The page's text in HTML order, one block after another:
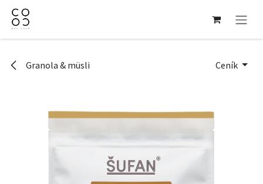
Přejít na obsah
Granola & müsli Ceník